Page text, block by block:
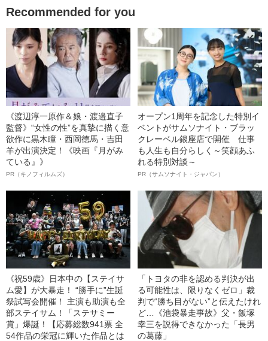
Recommended for you
《渡辺淳一原作＆娘・渡邉直子
監督》“女性の性”を真摯に描く意
欲作に黒木瞳・西岡德馬・吉田
羊が出演決定！《映画『月がみ
ている』》
PR（キノフィルムズ）
オープン1周年を記念した特別イ
ベントがサムソナイト・ブラッ
クレーベル銀座店で開催 仕事
も人生も自分らしく～笑顔あふ
れる特別対談～
PR（サムソナイト・ジャパン）
《祝59歳》日本中の【ステイサ
ム愛】が大暴走！ “勝手に”生誕
祭試写会開催！ 主演も助演も全
部ステイサム！「ステサミー
賞」爆誕！【応募総数941票 全
54作品の栄冠に輝いた作品とは
「トヨタの非を認める判決が出
る可能性は、限りなくゼロ」裁
判で“勝ち目がない”と伝えたけれ
ど…《池袋暴走事故》父・飯塚
幸三を説得できなかった「長男
の葛藤」